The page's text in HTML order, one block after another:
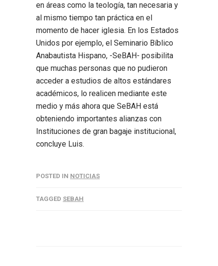
en áreas como la teología, tan necesaria y
al mismo tiempo tan práctica en el
momento de hacer iglesia. En los Estados
Unidos por ejemplo, el Seminario Bíblico
Anabautista Hispano, -SeBAH- posibilita
que muchas personas que no pudieron
acceder a estudios de altos estándares
académicos, lo realicen mediante este
medio y más ahora que SeBAH está
obteniendo importantes alianzas con
Instituciones de gran bagaje institucional,
concluye Luis.
POSTED IN NOTICIAS
TAGGED SEBAH